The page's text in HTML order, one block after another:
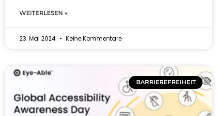
WEITERLESEN »
23. Mai 2024 Keine Kommentare
BARRIEREFREIHEIT